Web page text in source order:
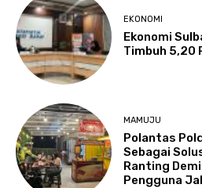
EKONOMI
Ekonomi
Timbuh 5,20
MAMUJU
Polantas
Sebagai
Ranting
Pengguna